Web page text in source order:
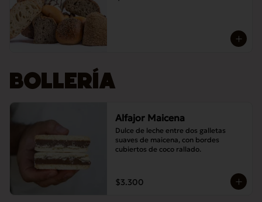
BOLLERÍA
Alfajor Maicena
Dulce de leche entre dos galletas
suaves de maicena, con bordes
cubiertos de coco rallado.
$3.300